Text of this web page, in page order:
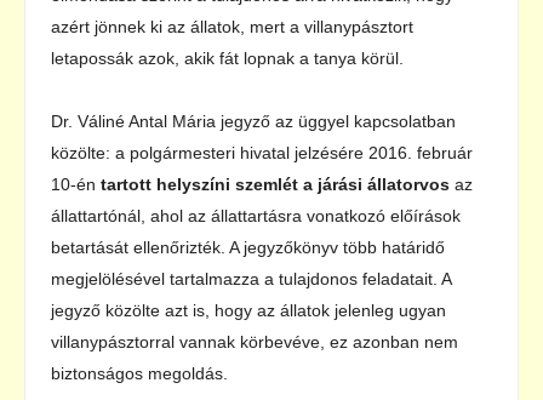
azért jönnek ki az állatok, mert a villanypásztort
letapossák azok, akik fát lopnak a tanya körül.
Dr. Váliné Antal Mária jegyző az üggyel kapcsolatban
közölte: a polgármesteri hivatal jelzésére 2016. február
10-én tartott helyszíni szemlét a járási állatorvos az
állattartónál, ahol az állattartásra vonatkozó előírások
betartását ellenőrizték. A jegyzőkönyv több határidő
megjelölésével tartalmazza a tulajdonos feladatait. A
jegyző közölte azt is, hogy az állatok jelenleg ugyan
villanypásztorral vannak körbevéve, ez azonban nem
biztonságos megoldás.